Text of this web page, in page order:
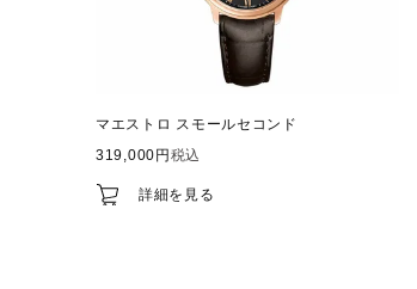
マエストロ スモールセコンド
319,000
税込
詳細を見る